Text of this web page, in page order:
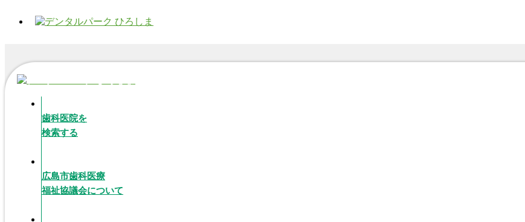
歯科医院を
検索する
広島市歯科医療
福祉協議会について